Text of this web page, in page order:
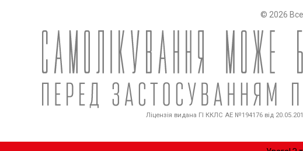
© 2026
Ліцензія видана ГІ ККЛС АЕ №194176 від